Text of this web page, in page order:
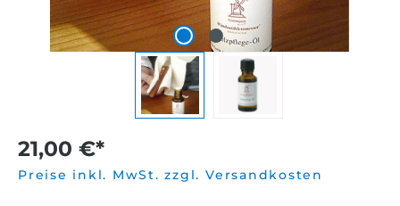
21,00 €*
Preise inkl. MwSt. zzgl. Versandkosten